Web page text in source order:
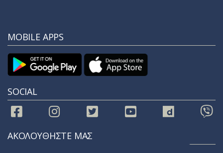
MOBILE APPS
SOCIAL
ΑΚΟΛΟΥΘΗΣΤΕ ΜΑΣ